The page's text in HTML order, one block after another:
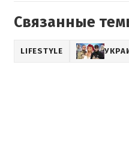
Связанные
LIFESTYLE